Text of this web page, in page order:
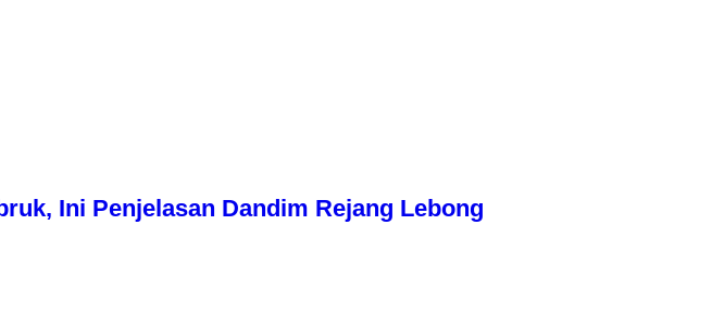
Ini Penjelasan Dandim Rejang Lebong